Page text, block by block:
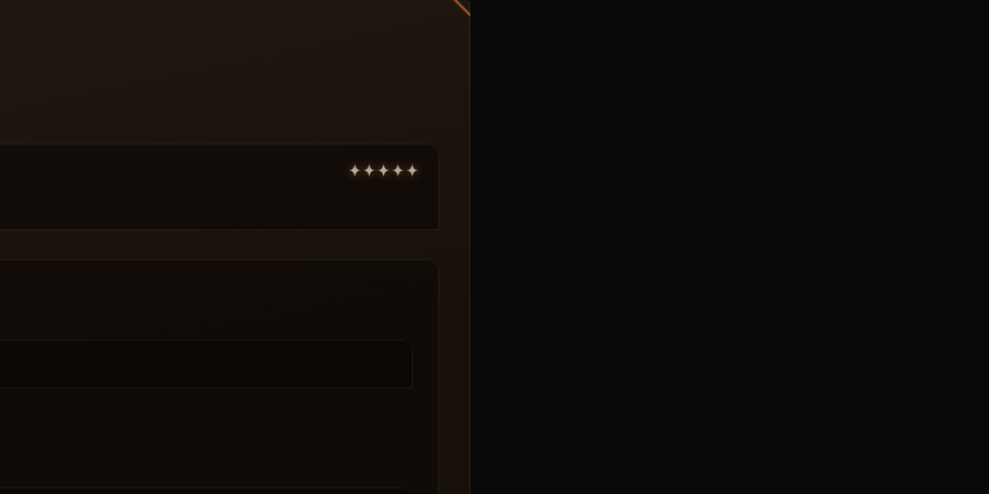
Paket)
Ihre Wahl. Farbkodierung: verschiedene
Sie sofort: ist das KI oder ein echter
in die Falle zu gehen.
Sehen Sie, ob es sich lohnt, für
und sich das fette Loadout zu
Squad sind (wenn sie gruppiert sind).